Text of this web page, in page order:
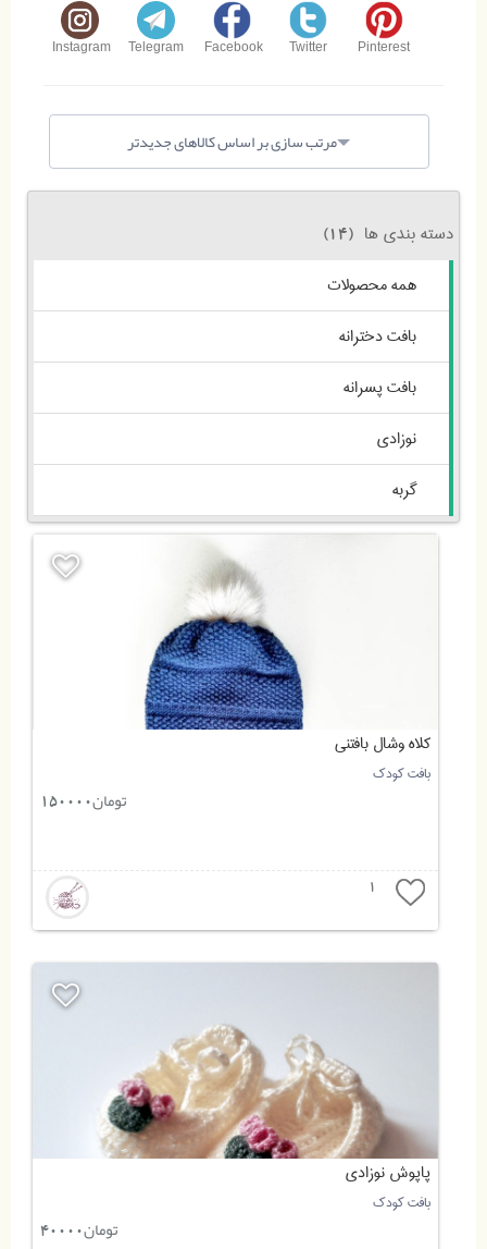
Instagram Telegram Facebook Twitter Pinterest
مرتب سازی بر اساس کالاهای جدیدتر
دسته بندی ها (14)
همه محصولات
بافت دخترانه
بافت پسرانه
نوزادی
گربه
کلاه وشال بافتنی
بافت کودک
تومان150000
1
پاپوش نوزادی
بافت کودک
تومان40000